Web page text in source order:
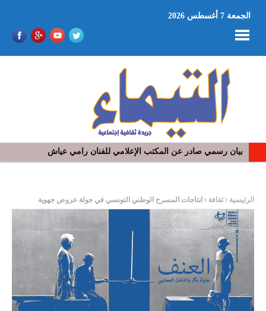
الجمعة 7 أغسطس 2026
بيان رسمي صادر عن المكتب الإعلامي للفنان رامي عياش
في افتتاح مهرجان بومخلوف الدولي: رؤوف ماهر يتالق و يشد الجمهور
الرئيسية ثقافة انتاجات المسرح الوطني التونسي في جولة عروض جهوية